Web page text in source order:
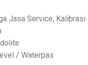
Jasa Service, Kalibrasi
/ Waterpas